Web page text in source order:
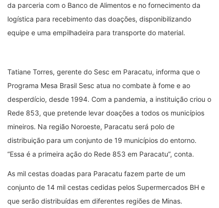
da parceria com o Banco de Alimentos e no fornecimento da
logística para recebimento das doações, disponibilizando
equipe e uma empilhadeira para transporte do material.
Tatiane Torres, gerente do Sesc em Paracatu, informa que o
Programa Mesa Brasil Sesc atua no combate à fome e ao
desperdício, desde 1994. Com a pandemia, a instituição criou o
Rede 853, que pretende levar doações a todos os municípios
mineiros. Na região Noroeste, Paracatu será polo de
distribuição para um conjunto de 19 municípios do entorno.
“Essa é a primeira ação do Rede 853 em Paracatu”, conta.
As mil cestas doadas para Paracatu fazem parte de um
conjunto de 14 mil cestas cedidas pelos Supermercados BH e
que serão distribuídas em diferentes regiões de Minas.